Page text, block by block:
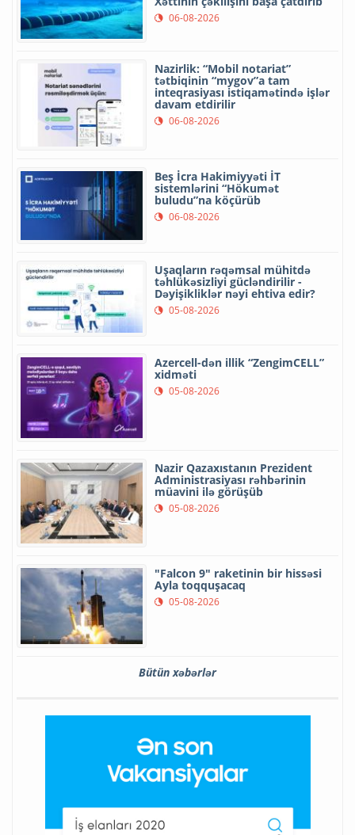
06-08-2026
Nazirlik: “Mobil notariat”
tətbiqinin “mygov”a tam
inteqrasiyası istiqamətində işlər
davam etdirilir
06-08-2026
Beş İcra Hakimiyyəti İT
sistemlərini “Hökumət
buludu”na köçürüb
06-08-2026
Uşaqların rəqəmsal mühitdə
təhlükəsizliyi gücləndirilir -
Dəyişikliklər nəyi ehtiva edir?
05-08-2026
Azercell-dən illik “ZengimCELL”
xidməti
05-08-2026
Nazir Qazaxıstanın Prezident
Administrasiyası rəhbərinin
müavini ilə görüşüb
05-08-2026
"Falcon 9" raketinin bir hissəsi
Ayla toqquşacaq
05-08-2026
Bütün xəbərlər